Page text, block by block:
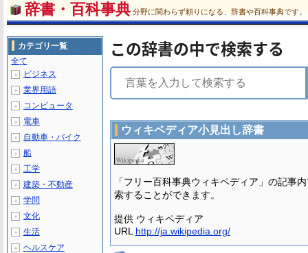
辞書・百科事典 分野に関わらず頼りになる、辞書や百科事典です。
この辞書の中で検索する
ウィキペディア小見出し辞書
「フリー百科事典ウィキペディア」の記事
索することができます。
提供 ウィキペディア
URL http://ja.wikipedia.org/
カテゴリ一覧
全て
＋ ビジネス
＋ 業界用語
＋ コンピュータ
＋ 電車
＋ 自動車・バイク
＋ 船
＋ 工学
＋ 建築・不動産
＋ 学問
＋ 文化
＋ 生活
＋ ヘルスケア